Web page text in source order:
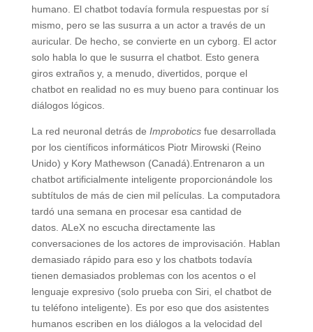
humano. El chatbot todavía formula respuestas por sí
mismo, pero se las susurra a un actor a través de un
auricular. De hecho, se convierte en un cyborg. El actor
solo habla lo que le susurra el chatbot. Esto genera
giros extraños y, a menudo, divertidos, porque el
chatbot en realidad no es muy bueno para continuar los
diálogos lógicos.
La red neuronal detrás de Improboticsfue desarrollada
por los científicos informáticos Piotr Mirowski (Reino
Unido) y Kory Mathewson (Canadá).Entrenaron a un
chatbot artificialmente inteligente proporcionándole los
subtítulos de más de cien mil películas. La computadora
tardó una semana en procesar esa cantidad de
datos. ALeX no escucha directamente las
conversaciones de los actores de improvisación. Hablan
demasiado rápido para eso y los chatbots todavía
tienen demasiados problemas con los acentos o el
lenguaje expresivo (solo prueba con Siri, el chatbot de
tu teléfono inteligente). Es por eso que dos asistentes
humanos escriben en los diálogos a la velocidad del